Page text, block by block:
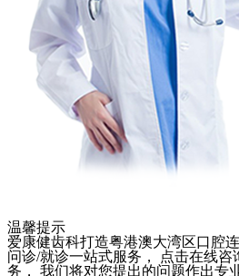
温馨提示
爱康健齿科打造粤港澳大湾区口腔
问诊/就诊一站式服务， 点击在线咨
务， 我们将对您提出的问题作出专